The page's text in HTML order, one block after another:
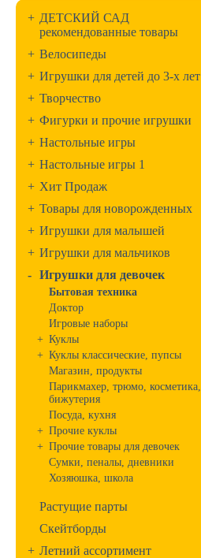
+ ДЕТСКИЙ САД
рекомендованные товары
+ Велосипеды
+ Игрушки для детей до 3-х лет
+ Творчество
+ Фигурки и прочие игрушки
+ Настольные игры
+ Настольные игры 1
+ Хит Продаж
+ Товары для новорожденных
+ Игрушки для малышей
+ Игрушки для мальчиков
- Игрушки для девочек
Бытовая техника
Доктор
Игровые наборы
+ Куклы
+ Куклы классические, пупсы
Магазин, продукты
Парикмахер, трюмо, косметика,
бижутерия
Посуда, кухня
+ Прочие куклы
+ Прочие товары для девочек
Сумки, пеналы, дневники
Хозяюшка, школа
Растущие парты
Скейтборды
+ Летний ассортимент